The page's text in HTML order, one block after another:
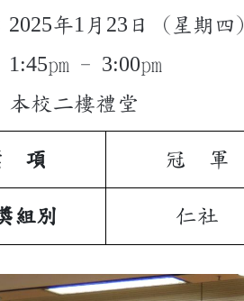
2025年1 月 23 日 (星期四)
1:45pm - 3:00pm
校二樓禮堂
項 冠 軍
組別 仁社